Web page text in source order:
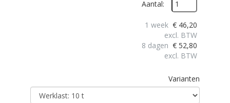
Aantal:
8 dagen € 52,80
excl. BTW
1 week € 46,20
excl. BTW
Varianten